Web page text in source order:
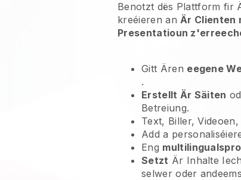
Benotzt dës Plattform fir
kreéieren anÄr Clienten
Presentatioun
Gitt Ären eegene
.
Erstellt Är Säiten
Betreiung.
Text, Biller,
Add a
Eng
Setzt Är Inhalte
selwer oder